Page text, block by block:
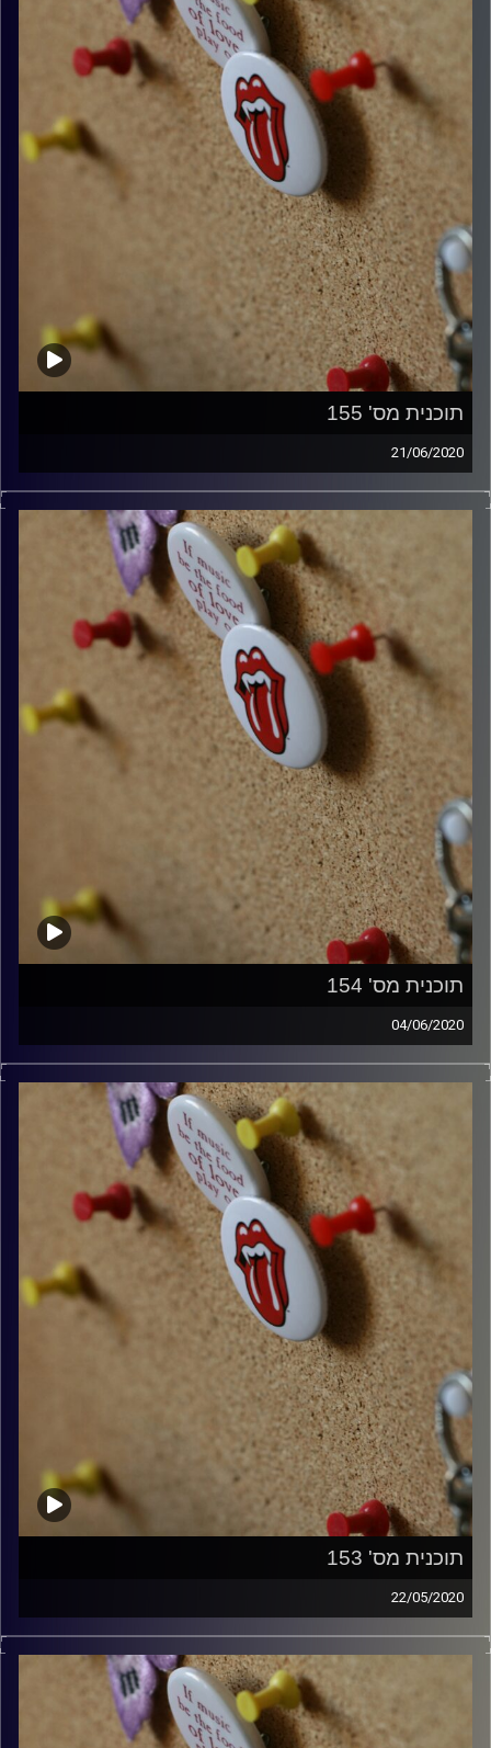
תוכנית מס' 155
21/06/2020
קלאסיקות רוק עם אורן הוף.
włodi
תוכנית מס' 154
04/06/2020
קלאסיקות רוק עם אורן הוף.
włodi
תוכנית מס' 153
22/05/2020
קלאסיקות רוק עם אורן הוף.
włodi